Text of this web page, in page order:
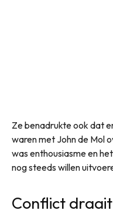
Ze benadrukte ook dat
waren met John de Mol
was enthousiasme en
nog steeds willen
Conflict